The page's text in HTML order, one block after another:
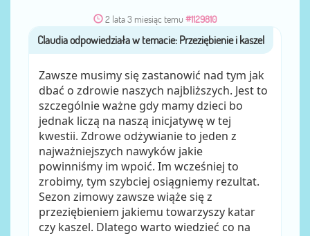
2 lata 3 miesiąc temu #1129810
przezClaudia
Zawsze musimy się zastanowić nad tym jak
dbać o zdrowie naszych najbliższych. Jest to
szczególnie ważne gdy mamy dzieci bo
jednak liczą na naszą inicjatywę w tej
kwestii. Zdrowe odżywianie to jeden z
najważniejszych nawyków jakie
powinniśmy im wpoić. Im wcześniej to
zrobimy, tym szybciej osiągniemy rezultat.
Sezon zimowy zawsze wiąże się z
przeziębieniem jakiemu towarzyszy katar
czy kaszel. Dlatego warto wiedzieć co na